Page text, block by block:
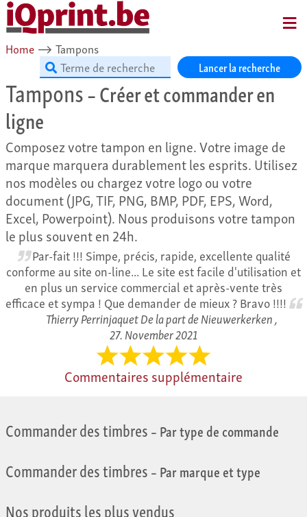
Home ⟶ Tampons
Lancer la recherche
Tampons– Créer et commander en
ligne
Composez votre tampon en ligne. Votre image de
marque marquera durablement les esprits. Utilisez
nos modèles ou chargez votre logo ou votre
document (JPG, TIF, PNG, BMP, PDF, EPS, Word,
Excel, Powerpoint). Nous produisons votre tampon
le plus souvent en 24h.
Par-fait !!! Simpe, précis, rapide, excellente qualité
conforme au site on-line... Le site est facile d'utilisation et
en plus un service commercial et après-vente très
efficace et sympa ! Que demander de mieux ? Bravo !!!!
Thierry Perrinjaquet De la part de Nieuwerkerken ,
27. November 2021
Commentaires supplémentaire
Commander des timbres– Par type de commande
Commander des timbres– Par marque et type
Nos produits les plus vendus